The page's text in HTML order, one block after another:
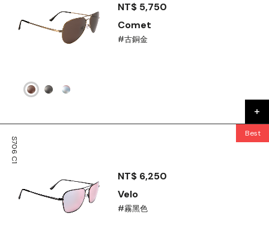
NT$ 5,750
Comet
#古銅金
S706 C1
Best
NT$ 6,250
Velo
#霧黑色